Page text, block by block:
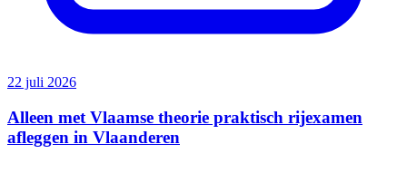
22 juli 2026
Alleen met Vlaamse theorie praktisch rijexamen
afleggen in Vlaanderen